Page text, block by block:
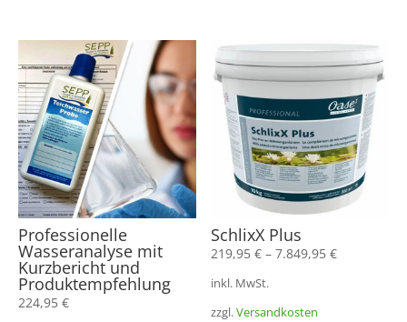
Professionelle
Wasseranalyse mit
Kurzbericht und
Produktempfehlung
224,95 €
SchlixX Plus
219,95€ –7.849,95€
inkl. MwSt.
zzgl.Versandkosten